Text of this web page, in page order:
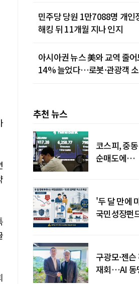
민주당 당원 1만7088명 개
해킹 뒤 11개월 지나 인지
아시아권 뉴스 美와 교역 줄
14% 늘었다…로봇·관광객
추천 뉴스
코스피, 중
순매도에
'두 달 만에
국민성장
구광모·젠
재회…AI 동